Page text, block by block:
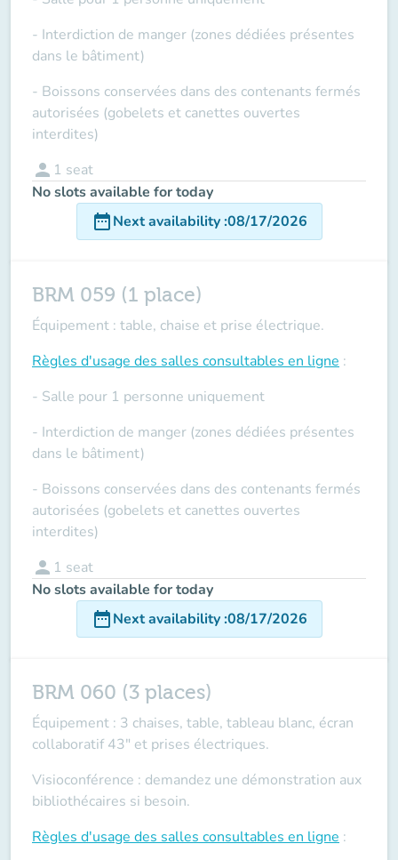
- Interdiction de manger (zones dédiées présentes
dans le bâtiment)
- Boissons conservées dans des contenants fermés
autorisées (gobelets et canettes ouvertes
interdites)
person 1 seat
No slots available for today
date_rangeNext availability:08/17/2026
BRM 059 (1 place)
Équipement : table, chaise et prise électrique.
Règles d'usage des salles consultables en ligne :
- Salle pour 1 personne uniquement
- Interdiction de manger (zones dédiées présentes
dans le bâtiment)
- Boissons conservées dans des contenants fermés
autorisées (gobelets et canettes ouvertes
interdites)
person 1 seat
No slots available for today
date_rangeNext availability:08/17/2026
BRM 060 (3 places)
Équipement : 3 chaises, table, tableau blanc, écran
collaboratif 43" et prises électriques.
Visioconférence : demandez une démonstration aux
bibliothécaires si besoin.
Règles d'usage des salles consultables en ligne :